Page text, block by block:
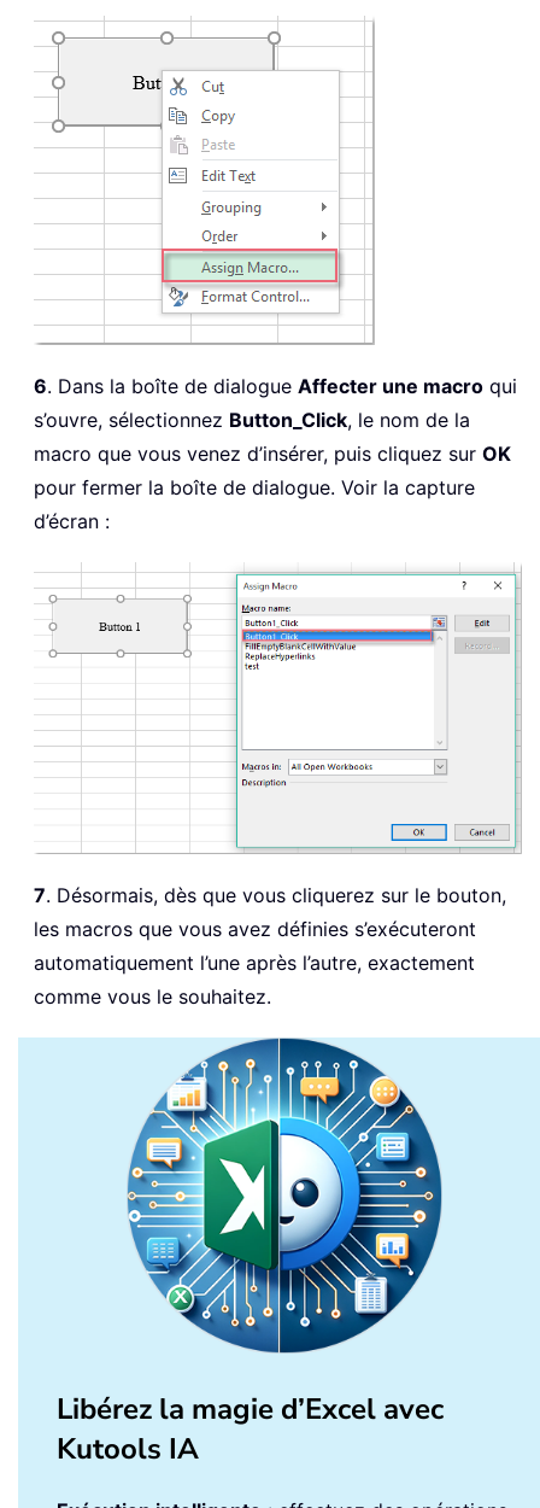
6. Dans la boîte de dialogue Affecter une macro qui
s’ouvre, sélectionnez Button_Click, le nom de la
macro que vous venez d’insérer, puis cliquez sur OK
pour fermer la boîte de dialogue. Voir la capture
d’écran :
7. Désormais, dès que vous cliquerez sur le bouton,
les macros que vous avez définies s’exécuteront
automatiquement l’une après l’autre, exactement
comme vous le souhaitez.
Libérez la magie d’Excel avec
Kutools IA